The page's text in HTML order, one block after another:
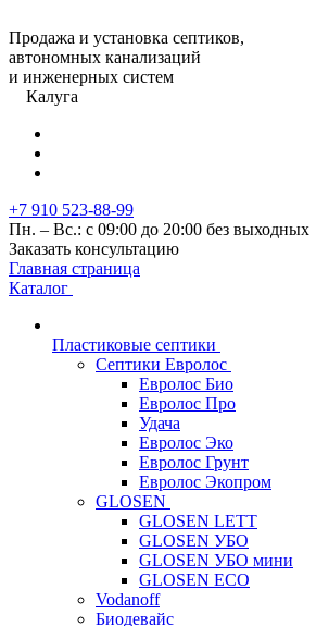
Продажа и установка септиков,
автономных канализаций
и инженерных систем
Калуга
+7 910 523-88-99
Пн. – Вс.: с 09:00 до 20:00 без выходных
Заказать консультацию
Главная страница
Каталог
Пластиковые септики
Септики Евролос
Евролос Био
Евролос Про
Удача
Евролос Эко
Евролос Грунт
Евролос Экопром
GLOSEN
GLOSEN LETT
GLOSEN УБО
GLOSEN УБО мини
GLOSEN ECO
Vodanoff
Биодевайс